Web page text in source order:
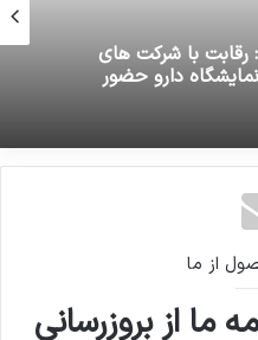
با شرکت های
دارو حضور
همچنان بلند است
از ما
ما از بروزرسانی